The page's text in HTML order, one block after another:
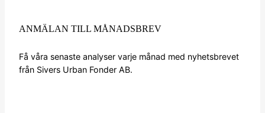
ANMÄLAN TILL MÅNADSBREV
Få våra senaste analyser varje månad med nyhetsbrevet
från Sivers Urban Fonder AB.